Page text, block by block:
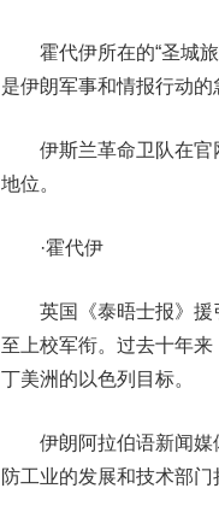
霍代伊所在的“圣城
是伊朗军事和情报行动的
伊斯兰革命卫队在官
地位。
·霍代伊
英国《泰晤士报》援
至上校军衔。 过去十年来
丁美洲的以色列目标。
伊朗阿拉伯语新闻媒体
防工业的发展和技术部门